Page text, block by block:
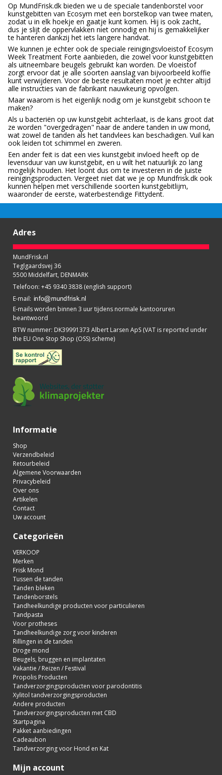
Op MundFrisk.dk bieden we u de speciale tandenborstel voor
kunstgebitten van Ecosym met een borstelkop van twee maten,
zodat u in elk hoekje en gaatje kunt komen. Hij is ook zacht,
dus je slijt de oppervlakken niet onnodig en hij is gemakkelijker
te hanteren dankzij het iets langere handvat.
We kunnen je echter ook de speciale reinigingsvloeistof Ecosym
Week Treatment Forte aanbieden, die zowel voor kunstgebitten
als uitneembare beugels gebruikt kan worden. De vloeistof
zorgt ervoor dat je alle soorten aanslag van bijvoorbeeld koffie
kunt verwijderen. Voor de beste resultaten moet je echter altijd
alle instructies van de fabrikant nauwkeurig opvolgen.
Maar waarom is het eigenlijk nodig om je kunstgebit schoon te
maken?
Als u bacteriën op uw kunstgebit achterlaat, is de kans groot dat
ze worden "overgedragen" naar de andere tanden in uw mond,
wat zowel de tanden als het tandvlees kan beschadigen. Vuil kan
ook leiden tot schimmel en zweren.
Een ander feit is dat een vies kunstgebit invloed heeft op de
levensduur van uw kunstgebit, en u wilt het natuurlijk zo lang
mogelijk houden. Het loont dus om te investeren in de juiste
reinigingsproducten. Vergeet niet dat we je op Mundfrisk.dk ook
kunnen helpen met verschillende soorten kunstgebitlijm,
waaronder de eerste, waterbestendige Fittydent.
Adres
MundFrisk.nl
Teglgaardsvej 36
5500 Middelfart, DENMARK
Telefoon: +45 9340 3838 (english support)
E-mail:
E-mails worden binnen 3 uur tijdens normale kantooruren
beantwoord
BTW nummer: DK39991373 Albert Larsen ApS (VAT is reported under
the EU One Stop Shop (OSS) scheme)
Informatie
Shop
Verzendbeleid
Retourbeleid
Algemene Voorwaarden
Privacybeleid
Over ons
Artikelen
Contact
Uw account
Categorieën
VERKOOP
Merken
Frisk Mond
Tussen de tanden
Tanden bleken
Tandenborstels
Tandheelkundige producten voor particulieren
Tandpasta
Voor protheses
Tandheelkundige zorg voor kinderen
Rillingen in de tanden
Droge mond
Beugels, bruggen en implantaten
Vakantie / Reizen / Festival
Propolis Producten
Tandverzorgingsproducten voor parodontitis
Xylitol tandverzorgingsproducten
Andere producten
Tandverzorgingsproducten met CBD
Startpagina
Pakket aanbiedingen
Cadeaubon
Tandverzorging voor Hond en Kat
Mijn account